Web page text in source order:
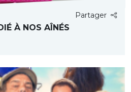
Partager
À NOS AÎNÉS